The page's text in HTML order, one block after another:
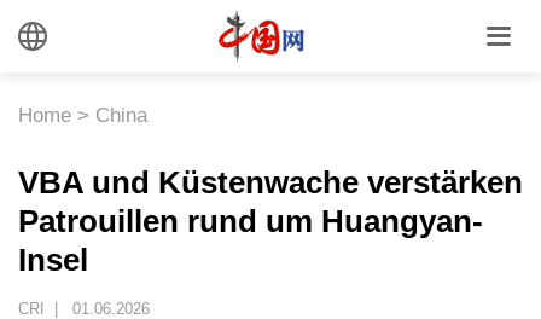
Home > China
VBA und Küstenwache verstärken
Patrouillen rund um Huangyan-
Insel
CRI | 01.06.2026